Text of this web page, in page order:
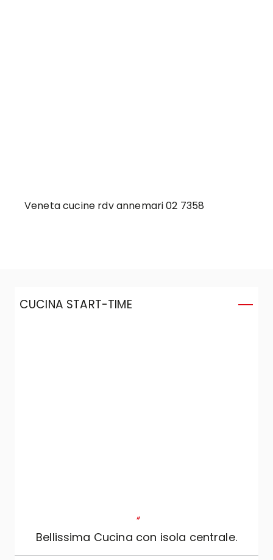
Veneta cucine rdv annemari 02 7358
CUCINA START-TIME
"
Bellissima Cucina con isola centrale.